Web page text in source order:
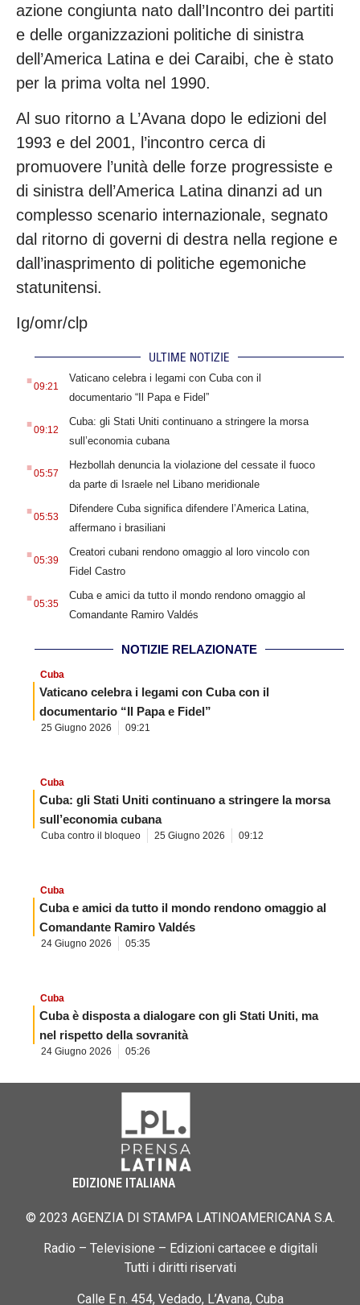
azione congiunta nato dall’Incontro dei partiti
e delle organizzazioni politiche di sinistra
dell’America Latina e dei Caraibi, che è stato
per la prima volta nel 1990.
Al suo ritorno a L’Avana dopo le edizioni del
1993 e del 2001, l’incontro cerca di
promuovere l’unità delle forze progressiste e
di sinistra dell’America Latina dinanzi ad un
complesso scenario internazionale, segnato
dal ritorno di governi di destra nella regione e
dall’inasprimento di politiche egemoniche
statunitensi.
Ig/omr/clp
ULTIME NOTIZIE
.09:21
Vaticano celebra i legami con Cuba con il
documentario “Il Papa e Fidel”
.09:12
Cuba: gli Stati Uniti continuano a stringere la morsa
sull’economia cubana
.05:57
Hezbollah denuncia la violazione del cessate il fuoco
da parte di Israele nel Libano meridionale
.05:53
Difendere Cuba significa difendere l’America Latina,
affermano i brasiliani
.05:39
Creatori cubani rendono omaggio al loro vincolo con
Fidel Castro
.05:35
Cuba e amici da tutto il mondo rendono omaggio al
Comandante Ramiro Valdés
NOTIZIE RELAZIONATE
Cuba
Vaticano celebra i legami con Cuba con il
documentario “Il Papa e Fidel”
25 Giugno 2026 09:21
Cuba
Cuba: gli Stati Uniti continuano a stringere la morsa
sull’economia cubana
Cuba contro il bloqueo 25 Giugno 2026 09:12
Cuba
Cuba e amici da tutto il mondo rendono omaggio al
Comandante Ramiro Valdés
24 Giugno 2026 05:35
Cuba
Cuba è disposta a dialogare con gli Stati Uniti, ma
nel rispetto della sovranità
24 Giugno 2026 05:26
EDIZIONE ITALIANA
© 2023 AGENZIA DI STAMPA LATINOAMERICANA S.A.
Radio – Televisione – Edizioni cartacee e digitali
Tutti i diritti riservati
Calle E n. 454, Vedado, L’Avana, Cuba